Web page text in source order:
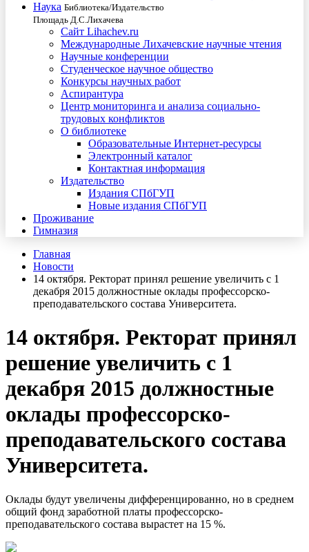
Наука Библиотека/Издательство
Площадь Д.С.Лихачева
Сайт Lihachev.ru
Международные Лихачевские научные чтения
Научные конференции
Студенческое научное общество
Конкурсы научных работ
Аспирантура
Центр мониторинга и анализа социально-
трудовых конфликтов
О библиотеке
Образовательные Интернет-ресурсы
Электронный каталог
Контактная информация
Издательство
Издания СПбГУП
Новые издания СПбГУП
Проживание
Гимназия
Главная
Новости
14 октября. Ректорат принял решение увеличить с 1
декабря 2015 должностные оклады профессорско-
преподавательского состава Университета.
14 октября. Ректорат принял
решение увеличить с 1
декабря 2015 должностные
оклады профессорско-
преподавательского состава
Университета.
Оклады будут увеличены дифференцированно, но в среднем
общий фонд заработной платы профессорско-
преподавательского состава вырастет на 15 %.